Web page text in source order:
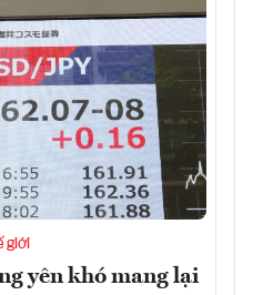
giới
yên khó mang lại